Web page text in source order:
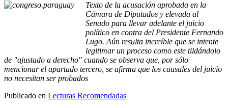
Texto de la acusación aprobada en la
Cámara de Diputados y elevada al
Senado para llevar adelante el juicio
político en contra del Presidente Fernando
Lugo. Aún resulta increíble que se intente
legitimar un proceso como este tildándolo
de "ajustado a derecho" cuando se observa que, por sólo
mencionar el apartado tercero, se afirma que los causales del juicio
no necesitan ser probados
Publicado en Lecturas Recomendadas